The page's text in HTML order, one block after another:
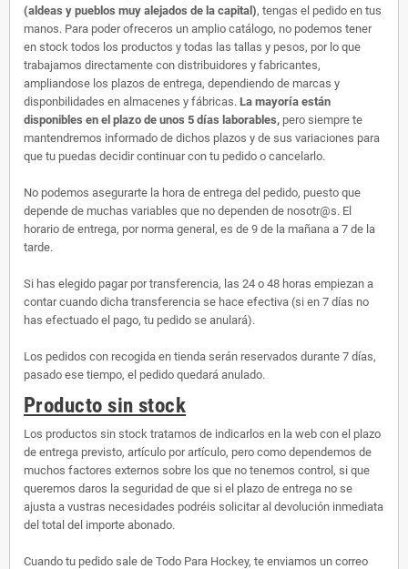
(aldeas y pueblos muy alejados de la capital), tengas el pedido en tus
manos. Para poder ofreceros un amplio catálogo, no podemos tener
en stock todos los productos y todas las tallas y pesos, por lo que
trabajamos directamente con distribuidores y fabricantes,
ampliandose los plazos de entrega, dependiendo de marcas y
disponbilidades en almacenes y fábricas. La mayoría están
disponibles en el plazo de unos 5 días laborables, pero siempre te
mantendremos informado de dichos plazos y de sus variaciones para
que tu puedas decidir continuar con tu pedido o cancelarlo.
No podemos asegurarte la hora de entrega del pedido, puesto que
depende de muchas variables que no dependen de nosotr@s. El
horario de entrega, por norma general, es de 9 de la mañana a 7 de la
tarde.
Si has elegido pagar por transferencia, las 24 o 48 horas empiezan a
contar cuando dicha transferencia se hace efectiva (si en 7 días no
has efectuado el pago, tu pedido se anulará).
Los pedidos con recogida en tienda serán reservados durante 7 días,
pasado ese tiempo, el pedido quedará anulado.
Producto sin stock
Los productos sin stock tratamos de indicarlos en la web con el plazo
de entrega previsto, artículo por artículo, pero como dependemos de
muchos factores externos sobre los que no tenemos control, si que
queremos daros la seguridad de que si el plazo de entrega no se
ajusta a vustras necesidades podréis solicitar al devolución inmediata
del total del importe abonado.
Cuando tu pedido sale de Todo Para Hockey, te enviamos un correo